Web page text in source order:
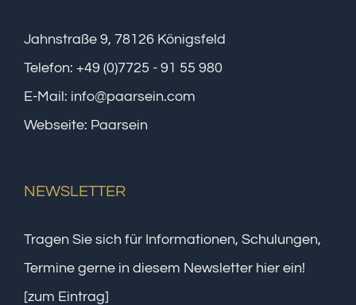
Jahnstraße 9, 78126 Königsfeld
Telefon: +49 (0)7725 - 91 55 980
E-Mail: info@paarsein.com
Webseite: Paarsein
NEWSLETTER
Tragen Sie sich für Informationen, Schulungen,
Termine gerne in diesem Newsletter hier ein!
[zum Eintrag]